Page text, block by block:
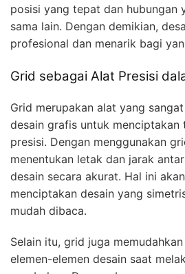
posisi yang tepat dan hubungan
sama lain. Dengan demikian,
profesional dan menarik bagi
Grid sebagai Alat Presisi
Grid merupakan alat yang
desain grafis untuk menciptakan
presisi. Dengan menggunakan
menentukan letak dan jarak
desain secara akurat. Hal ini
menciptakan desain yang
mudah dibaca.
Selain itu, grid juga
elemen-elemen desain saat